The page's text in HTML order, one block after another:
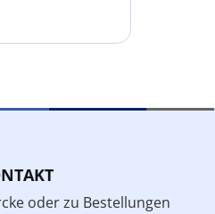
oder zu Bestellungen